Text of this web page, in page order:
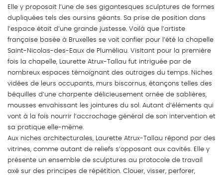
Elle y proposait l’une de ses gigantesques sculptures de formes
dupliquées tels des oursins géants. Sa prise de position dans
l’espace était d’une grande justesse. Voilà que l’artiste
française basée à Bruxelles se voit confier pour l’été la chapelle
Saint-Nicolas-des-Eaux de Pluméliau. Visitant pour la première
fois la chapelle, Laurette Atrux-Tallau fut intriguée par de
nombreux espaces témoignant des outrages du temps. Niches
vidées de leurs occupants, murs biscornus, étançons telles des
béquilles d’une charpente délicieusement ornée de sablières,
mousses envahissant les jointures du sol. Autant d’éléments qui
vont à la fois nourrir l’accrochage général de son intervention et
sa pratique elle-même.
Aux niches architecturales, Laurette Atrux-Tallau répond par des
vitrines, comme autant de reliefs s’opposant aux cavités. Elle y
présente un ensemble de sculptures au protocole de travail
axé sur des principes de répétition. Clouer, visser, perforer,